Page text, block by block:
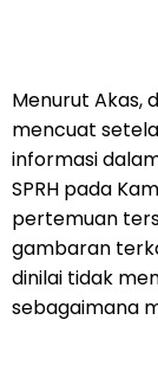
Menurut Akas,
mencuat
informasi
SPRH pada
pertemuan
gambaran
dinilai tidak
sebagaimana